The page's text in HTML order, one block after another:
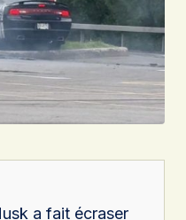
a fait écraser